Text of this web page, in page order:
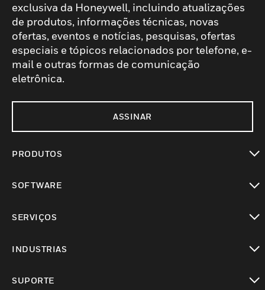
exclusiva da Honeywell, incluindo atualizações
de produtos, informações técnicas, novas
ofertas, eventos e notícias, pesquisas, ofertas
especiais e tópicos relacionados por telefone, e-
mail e outras formas de comunicação
eletrônica.
ASSINAR
PRODUTOS
SOFTWARE
SERVIÇOS
INDUSTRIAS
SUPORTE